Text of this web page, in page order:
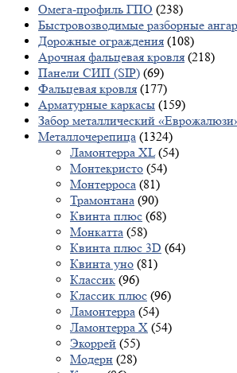
Омега-профиль ГПО (238)
Быстровозводимые разборные
Дорожные ограждения (108)
Арочная фальцевая кровля (218)
Панели СИП (SIP) (69)
Фальцевая кровля (177)
Арматурные каркасы (159)
Забор металлический
Металлочерепица (1324)
Ламонтерра XL (54)
Монтекристо (54)
Монтерроса (81)
Трамонтана (90)
Квинта плюс (68)
Монкатта (58)
Квинта плюс 3D (64)
Квинта уно (81)
Классик (96)
Классик плюс (96)
Ламонтерра (54)
Ламонтерра X (54)
Экоррей (55)
Модерн (28)